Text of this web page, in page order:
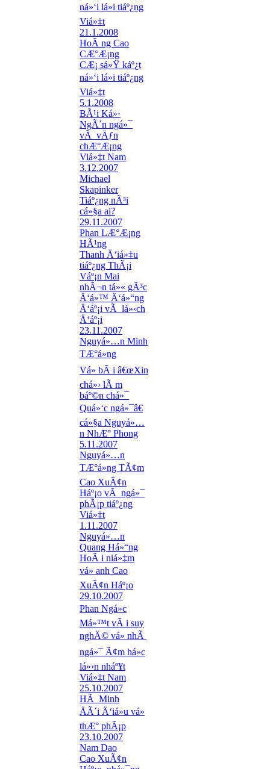
ná»‘i lá»i tiáº¿ng
Viá»‡t
21.1.2008
HoÃ ng Cao
CÆ°Æ¡ng
CÆ¡ sá»Ÿ káº¿t
ná»‘i lá»i tiáº¿ng
Viá»‡t
5.1.2008
BÃ¹i Ká»·
NgÃ´n ngá»¯
vÃ vÄƒn
chÆ°Æ¡ng
Viá»‡t Nam
3.12.2007
Michael
Skapinker
Tiáº¿ng nÃ³i
cá»§a ai?
29.11.2007
Phan LÆ°Æ¡ng
HÃ¹ng
Thanh Ä‘iá»‡u
tiáº¿ng ThÃ¡i
Váº¡n Mai
nhÃ¬n tá»« gÃ³c
Ä‘á»™ Ä‘á»“ng
Ä‘áº¡i vÃ lá»‹ch
Ä‘áº¡i
23.11.2007
Nguyá»…n Minh
TÆ°á»ng
Vá» bÃ i â€œXin
chá»› lÃ m
báº©n chá»¯
Quá»‘c ngá»¯â€
cá»§a Nguyá»…
n NhÆ° Phong
5.11.2007
Nguyá»…n
TÆ°á»ng TÃ¢m
Cao XuÃ¢n
Háº¡o vÃ ngá»¯
phÃ¡p tiáº¿ng
Viá»‡t
1.11.2007
Nguyá»…n
Quang Há»“ng
HoÃ i niá»‡m
vá» anh Cao
XuÃ¢n Háº¡o
29.10.2007
Phan Ngá»c
Má»™t vÃ i suy
nghÄ© vá» nhÃ
ngá»¯ Ã¢m há»c
lá»›n nháº¥t
Viá»‡t Nam
25.10.2007
HÃ Minh
ÄÃ´i Ä‘iá»u vá»
thÆ° phÃ¡p
23.10.2007
Nam Dao
Cao XuÃ¢n